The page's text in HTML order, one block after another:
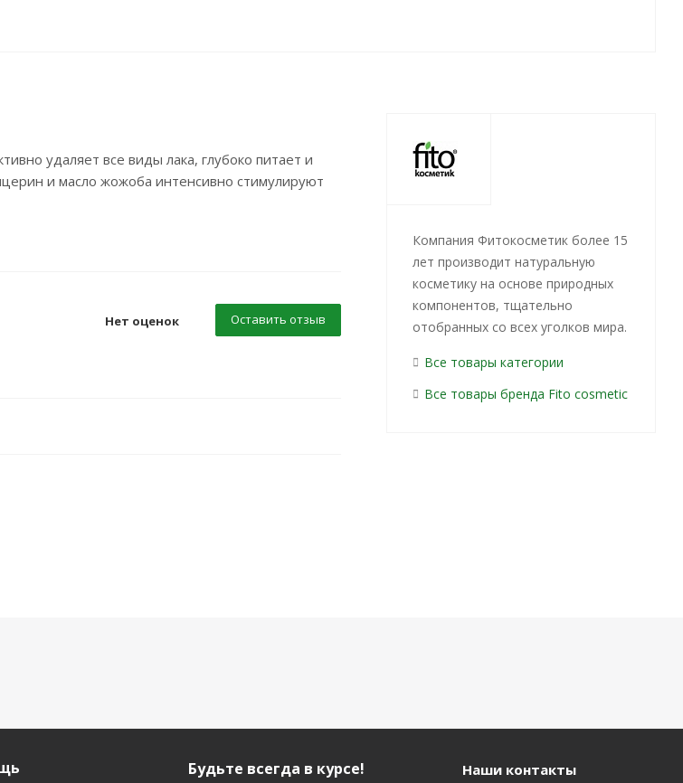
удаляет все виды лака, глубоко питает и
и масло жожоба интенсивно стимулируют
Нет оценок Оставить отзыв
Компания Фитокосметик более 15
лет производит натуральную
косметику на основе природных
компонентов, тщательно
отобранных со всех уголков мира.
Все товары категории
Все товары бренда Fito сosmetic
Будьте всегда в курсе! Наши контакты